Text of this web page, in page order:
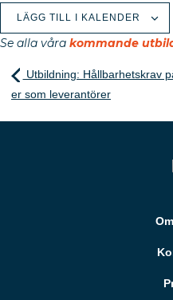
LÄGG TILL I KALENDER
Se alla våra kommande
Utbildning: Hållbarhetskrav
er som leverantörer